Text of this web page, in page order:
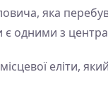
яка
є одними з
еліти,